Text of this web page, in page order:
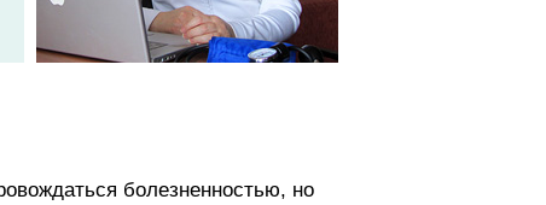
болезненностью, но